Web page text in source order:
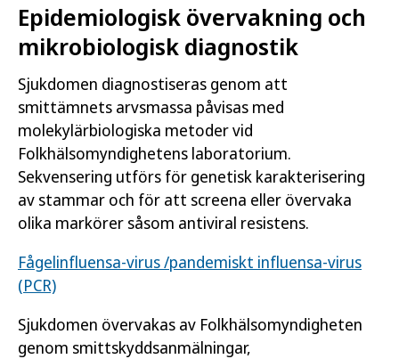
Epidemiologisk övervakning och
mikrobiologisk diagnostik
Sjukdomen diagnostiseras genom att
smittämnets arvsmassa påvisas med
molekylärbiologiska metoder vid
Folkhälsomyndighetens laboratorium.
Sekvensering utförs för genetisk karakterisering
av stammar och för att screena eller övervaka
olika markörer såsom antiviral resistens.
Fågelinfluensa-virus /pandemiskt influensa-virus
(PCR)
Sjukdomen övervakas av Folkhälsomyndigheten
genom smittskyddsanmälningar,